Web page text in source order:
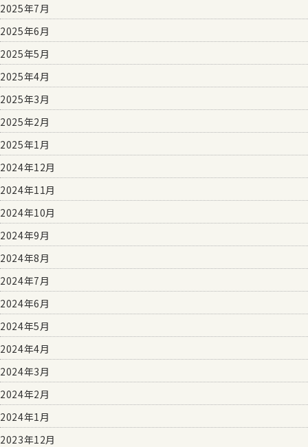
2025年7月
2025年6月
2025年5月
2025年4月
2025年3月
2025年2月
2025年1月
2024年12月
2024年11月
2024年10月
2024年9月
2024年8月
2024年7月
2024年6月
2024年5月
2024年4月
2024年3月
2024年2月
2024年1月
2023年12月